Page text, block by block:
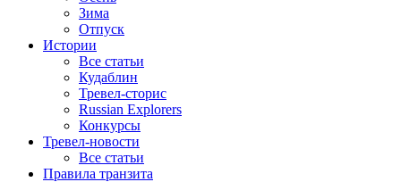
Зима
Отпуск
Истории
Все статьи
Кудаблин
Тревел-сторис
Russian Explorers
Конкурсы
Тревел-новости
Все статьи
Правила транзита